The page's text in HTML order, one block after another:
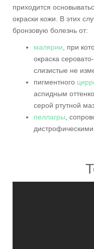
приходится
окраски кожи. В этих
бронзовую болезнь от:
малярии , при
окраска
слизистые не
пигментного
аспидным
серой ртутной
пеллагры ,